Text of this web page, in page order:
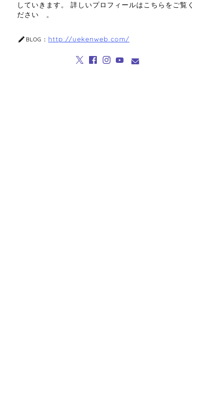
していきます。 詳しいプロフィールはこちらをご覧く
ださい 。
BLOG： http://uekenweb.com/